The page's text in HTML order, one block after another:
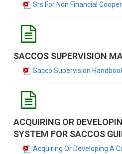
Srs For Non Financial
SACCOS SUPERVISION
Sacco Supervision
ACQUIRING OR
SYSTEM FOR SACCOS
Acquiring Or Developing A